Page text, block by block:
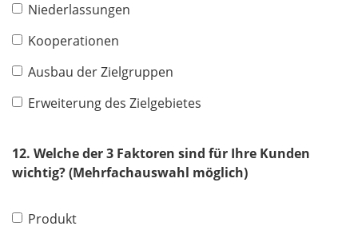
Niederlassungen
Kooperationen
Ausbau der Zielgruppen
Erweiterung des Zielgebietes
12. Welche der 3 Faktoren sind für Ihre Kunden
wichtig? (Mehrfachauswahl möglich)
Produkt